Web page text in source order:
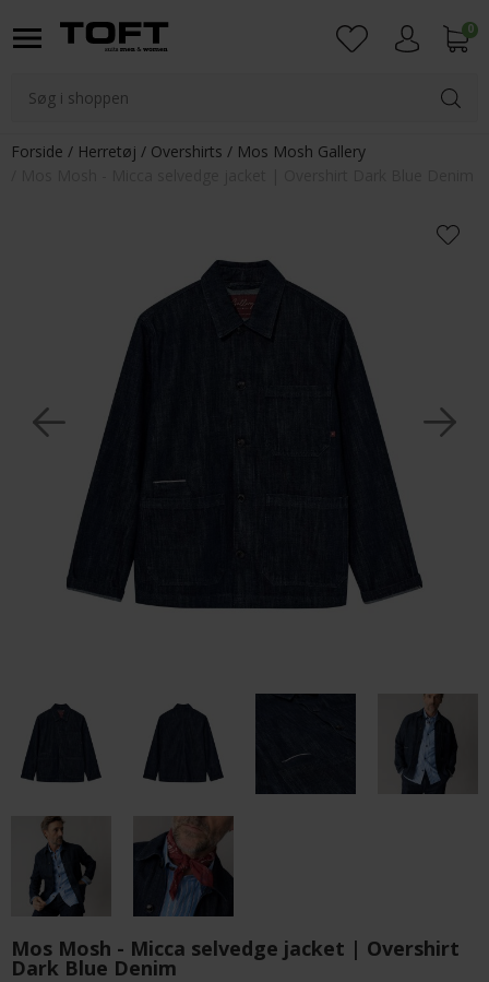
0
Forside Herretøj Overshirts
Mos Mosh Gallery
Mos Mosh - Micca selvedge jacket | Overshirt
Dark Blue Denim